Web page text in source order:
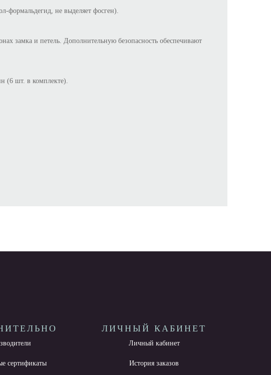
формальдегид, не выделяет фосген).
замка и петель. Дополнительную безопасность обеспечивают
(6 шт. в комплекте).
сертификаты
ЛИЧНЫЙ КАБИНЕТ
Личный кабинет
История заказов